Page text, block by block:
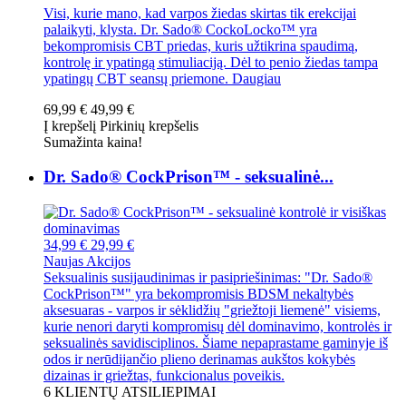
Visi, kurie mano, kad varpos žiedas skirtas tik erekcijai
palaikyti, klysta. Dr. Sado® CockoLocko™ yra
bekompromisis CBT priedas, kuris užtikrina spaudimą,
kontrolę ir ypatingą stimuliaciją. Dėl to penio žiedas tampa
ypatingų CBT seansų priemone. Daugiau
69,99 € 49,99 €
Į krepšelį Pirkinių krepšelis
Sumažinta kaina!
Dr. Sado® CockPrison™ - seksualinė...
34,99 € 29,99 €
Naujas Akcijos
Seksualinis susijaudinimas ir pasipriešinimas: "Dr. Sado®
CockPrison™" yra bekompromisis BDSM nekaltybės
aksesuaras - varpos ir sėklidžių "griežtoji liemenė" visiems,
kurie nenori daryti kompromisų dėl dominavimo, kontrolės ir
seksualinės savidisciplinos. Šiame nepaprastame gaminyje iš
odos ir nerūdijančio plieno derinamas aukštos kokybės
dizainas ir griežtas, funkcionalus poveikis.
6 KLIENTŲ ATSILIEPIMAI